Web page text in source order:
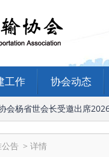
工作 协会动态
杨省世会长受邀出席2026广
告 > 详情